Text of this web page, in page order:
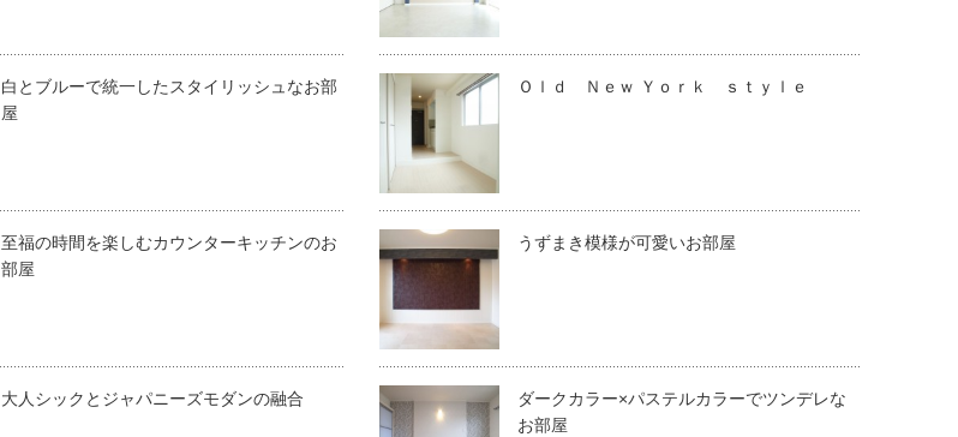
白とブルーで統一したスタイリッシュなお部
屋
至福の時間を楽しむカウンターキッチンのお
部屋
大人シックとジャパニーズモダンの融合
Ｏｌｄ Ｎｅｗ Ｙｏｒｋ ｓｔｙｌｅ
うずまき模様が可愛いお部屋
ダークカラー×パステルカラーでツンデレな
お部屋